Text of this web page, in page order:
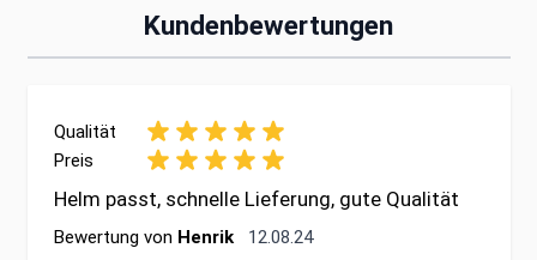
Kundenbewertungen
Qualität
Preis
Helm passt, schnelle Lieferung, gute Qualität
Bewertung von Henrik 12. August 2024
12.08.24